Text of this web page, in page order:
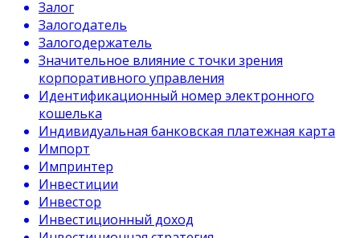
Залог
Залогодатель
Залогодержатель
Значительное влияние с точки зрения
корпоративного управления
Идентификационный номер электронного
кошелька
Индивидуальная банковская платежная карта
Импорт
Импринтер
Инвестиции
Инвестор
Инвестиционный доход